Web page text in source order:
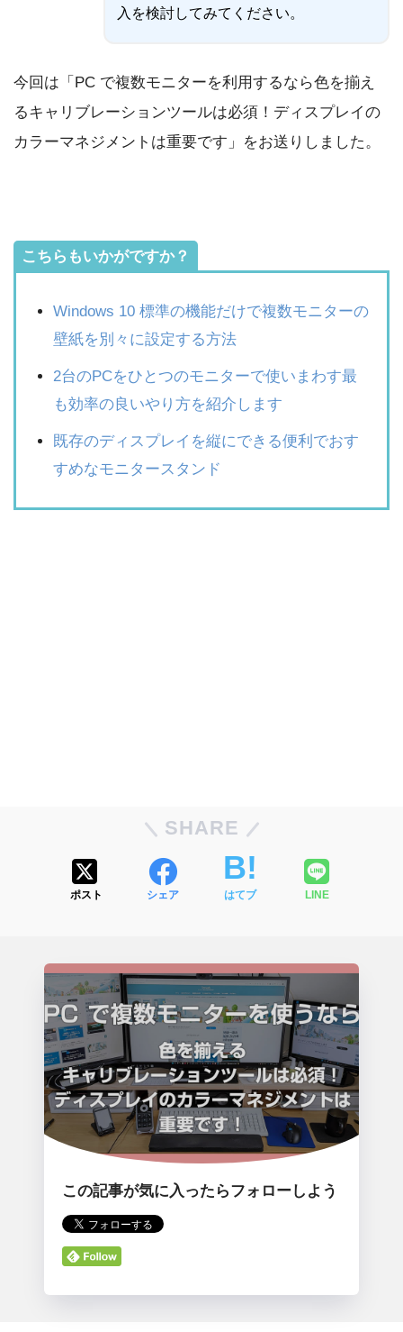
入を検討してみてください。
今回は「PC で複数モニターを利用するなら色を揃え
るキャリブレーションツールは必須！ディスプレイの
カラーマネジメントは重要です」をお送りしました。
こちらもいかがですか？
Windows 10 標準の機能だけで複数モニターの
壁紙を別々に設定する方法
2台のPCをひとつのモニターで使いまわす最
も効率の良いやり方を紹介します
既存のディスプレイを縦にできる便利でおす
すめなモニタースタンド
SHARE
ポスト シェア はてブ LINE
この記事が気に入ったらフォローしよう